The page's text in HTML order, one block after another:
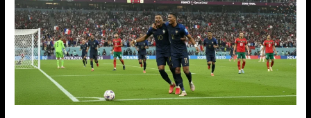
Belli
Oldu